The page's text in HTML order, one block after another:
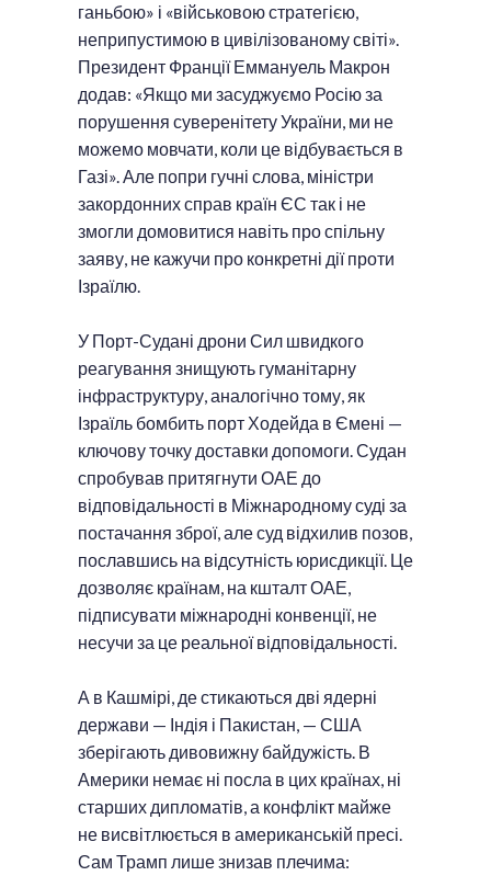
ганьбою» і «військовою стратегією,
неприпустимою в цивілізованому світі».
Президент Франції Еммануель Макрон
додав: «Якщо ми засуджуємо Росію за
порушення суверенітету України, ми не
можемо мовчати, коли це відбувається в
Газі». Але попри гучні слова, міністри
закордонних справ країн ЄС так і не
змогли домовитися навіть про спільну
заяву, не кажучи про конкретні дії проти
Ізраїлю.
У Порт-Судані дрони Сил швидкого
реагування знищують гуманітарну
інфраструктуру, аналогічно тому, як
Ізраїль бомбить порт Ходейда в Ємені —
ключову точку доставки допомоги. Судан
спробував притягнути ОАЕ до
відповідальності в Міжнародному суді за
постачання зброї, але суд відхилив позов,
пославшись на відсутність юрисдикції. Це
дозволяє країнам, на кшталт ОАЕ,
підписувати міжнародні конвенції, не
несучи за це реальної відповідальності.
А в Кашмірі, де стикаються дві ядерні
держави — Індія і Пакистан, — США
зберігають дивовижну байдужість. В
Америки немає ні посла в цих країнах, ні
старших дипломатів, а конфлікт майже
не висвітлюється в американській пресі.
Сам Трамп лише знизав плечима: